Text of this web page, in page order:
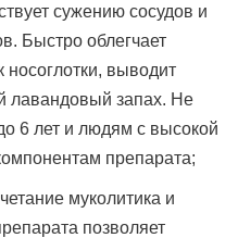
сужению сосудов и
Быстро облегчает
носоглотки, выводит
лавандовый запах. Не
6 лет и людям с высокой
препарата;
муколитика и
позволяет